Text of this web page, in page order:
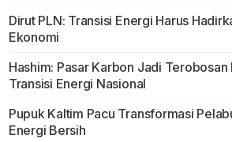
Dirut PLN: Transisi Energi Harus
Ekonomi
Hashim: Pasar Karbon Jadi Terobosan
Transisi Energi Nasional
Pupuk Kaltim Pacu Transformasi
Energi Bersih